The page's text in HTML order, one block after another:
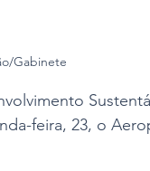
Gabinete
feira, 23, o